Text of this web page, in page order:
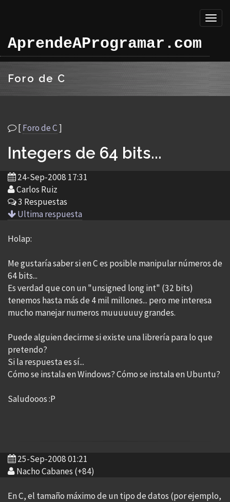
AprendeAProgramar.com
Foro de C
[Foro de C]
Integers de 64 bits...
24-Sep-2008 17:31
Carlos Ruiz
3 Respuestas
Ultima respuesta
Holap:
Me gustaría saber si en C es posible manipular números de
64 bits...
Es verdad que con un "unsigned long int" (32 bits)
tenemos hasta más de 4 mil millones... pero me interesa
mucho manejar numeros muuuuuuy grandes.
Puede alguien decirme si existe una librería para lo que
pretendo?
Si la respuesta es sí...
Cómo se instala en Windows? Cómo se instala en Ubuntu?
Saludooos :P
25-Sep-2008 01:21
Nacho Cabanes (+84)
En C, el tamaño máximo de un tipo de datos (por ejemplo,